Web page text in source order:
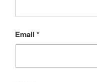
Email *